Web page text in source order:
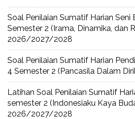
Soal Penilaian Sumatif Harian Seni
Semester 2 (Irama, Dinamika, dan
2026/2027/2028
Soal Penilaian Sumatif Harian
4 Semester 2 (Pancasila Dalam
Latihan Soal Penilaian Sumatif
semester 2 (Indonesiaku Kaya
2026/2027/2028